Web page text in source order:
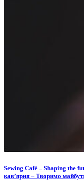
Sewing Café – Shaping the
кав’ярня – Творимо